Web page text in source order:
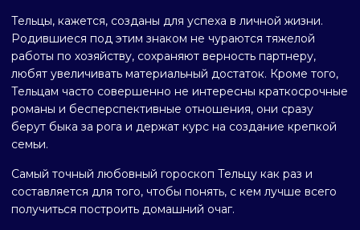
Тельцы, кажется, созданы для успеха в личной жизни.
Родившиеся под этим знаком не чураются тяжелой
работы по хозяйству, сохраняют верность партнеру,
любят увеличивать материальный достаток. Кроме того,
Тельцам часто совершенно не интересны краткосрочные
романы и бесперспективные отношения, они сразу
берут быка за рога и держат курс на создание крепкой
семьи.
Самый точный любовный гороскоп Тельцу как раз и
составляется для того, чтобы понять, с кем лучше всего
получиться построить домашний очаг.